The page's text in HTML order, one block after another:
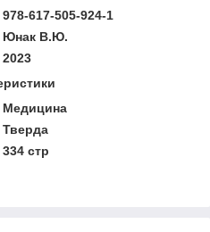
978-617-505-924-1
Юнак В.Ю.
2023
Медицина
Тверда
334 стр